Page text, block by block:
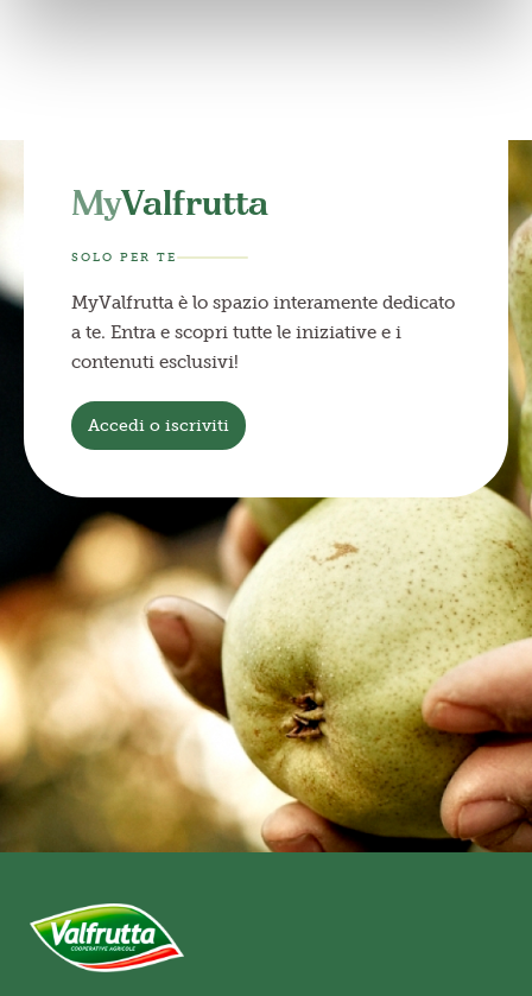
MyValfrutta
SOLO PER TE
MyValfrutta è lo spazio interamente dedicato
a te. Entra e scopri tutte le iniziative e i
contenuti esclusivi!
Accedi o iscriviti